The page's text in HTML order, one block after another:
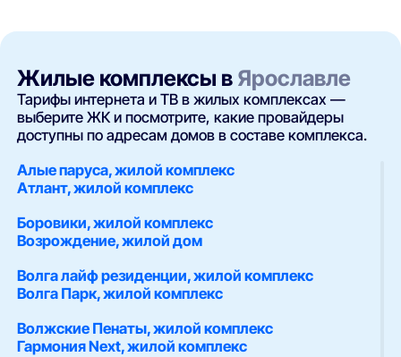
Жилые комплексы в Ярославле
Тарифы интернета и ТВ в жилых комплексах —
выберите ЖК и посмотрите, какие провайдеры
доступны по адресам домов в составе комплекса.
Алые паруса, жилой комплекс
Атлант, жилой комплекс
Боровики, жилой комплекс
Возрождение, жилой дом
Волга лайф резиденции, жилой комплекс
Волга Парк, жилой комплекс
Волжские Пенаты, жилой комплекс
Гармония Next, жилой комплекс